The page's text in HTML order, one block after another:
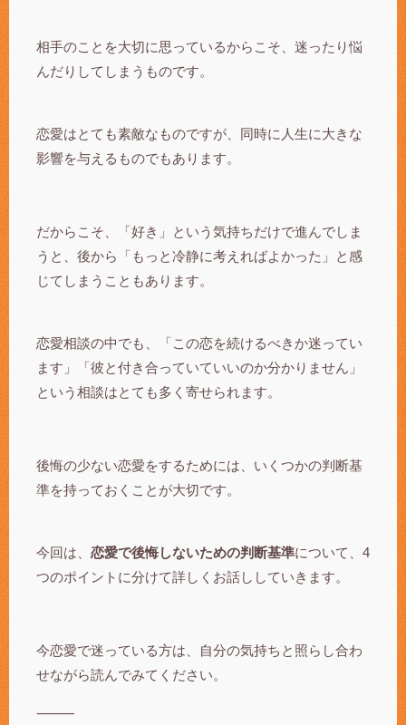
相手のことを大切に思っているからこそ、迷ったり悩
んだりしてしまうものです。
恋愛はとても素敵なものですが、同時に人生に大きな
影響を与えるものでもあります。
だからこそ、「好き」という気持ちだけで進んでしま
うと、後から「もっと冷静に考えればよかった」と感
じてしまうこともあります。
恋愛相談の中でも、「この恋を続けるべきか迷ってい
ます」「彼と付き合っていていいのか分かりません」
という相談はとても多く寄せられます。
後悔の少ない恋愛をするためには、いくつかの判断基
準を持っておくことが大切です。
今回は、 恋愛で後悔しないための判断基準について、4
つのポイントに分けて詳しくお話ししていきます。
今恋愛で迷っている方は、自分の気持ちと照らし合わ
せながら読んでみてください。
⸻